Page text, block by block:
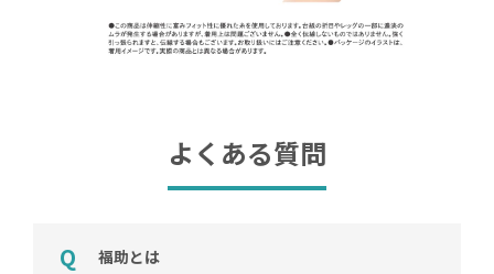
よくある質問
福助とは